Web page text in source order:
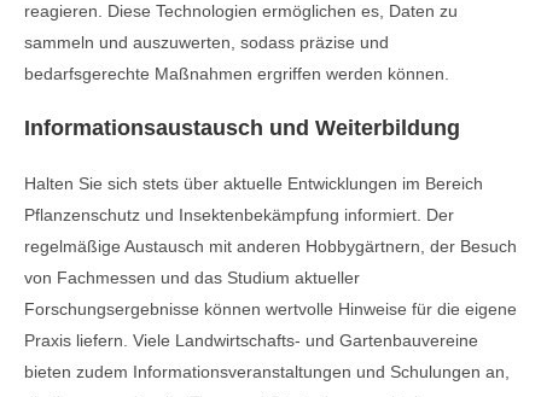
reagieren. Diese Technologien ermöglichen es, Daten zu
sammeln und auszuwerten, sodass präzise und
bedarfsgerechte Maßnahmen ergriffen werden können.
Informationsaustausch und Weiterbildung
Halten Sie sich stets über aktuelle Entwicklungen im Bereich
Pflanzenschutz und Insektenbekämpfung informiert. Der
regelmäßige Austausch mit anderen Hobbygärtnern, der Besuch
von Fachmessen und das Studium aktueller
Forschungsergebnisse können wertvolle Hinweise für die eigene
Praxis liefern. Viele Landwirtschafts- und Gartenbauvereine
bieten zudem Informationsveranstaltungen und Schulungen an,